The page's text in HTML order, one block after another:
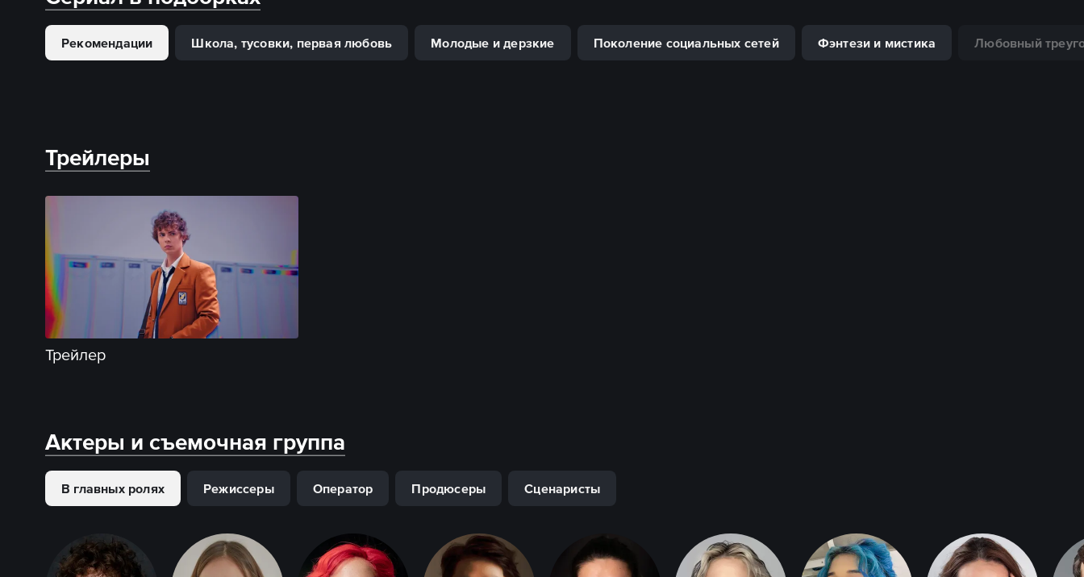
Рекомендации Школа, тусовки, первая любовь Молодые и дерзкие Поколение социальных сетей Фэнтези и мистика Любовный
Трейлеры
Трейлер
Актеры и съемочная группа
В главных ролях Режиссеры Оператор Продюсеры Сценаристы